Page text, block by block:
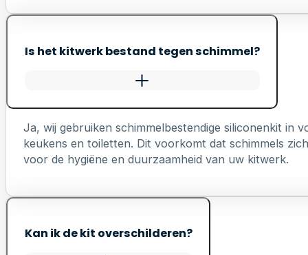
Is het kitwerk bestand tegen schimmel?
Ja, wij gebruiken schimmelbestendige siliconenkit in
keukens en toiletten. Dit voorkomt dat schimmels
voor de hygiëne en duurzaamheid van uw kitwerk.
Kan ik de kit overschilderen?